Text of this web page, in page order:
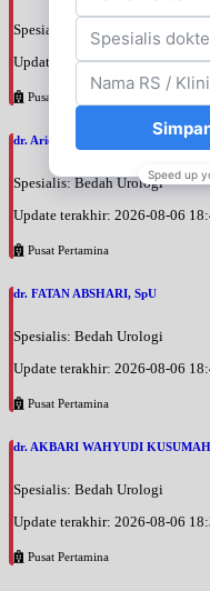
Spesialis: Gigi
Update terakhir: 2026-08-07
Pusat Pertamina
dr. Ario Baskoro, SpU
Spesialis: Bedah Urologi
Update terakhir: 2026-08-06
Pusat Pertamina
dr. FATAN ABSHARI, SpU
Spesialis: Bedah Urologi
Update terakhir: 2026-08-06
Pusat Pertamina
dr. AKBARI WAHYUDI
Spesialis: Bedah Urologi
Update terakhir: 2026-08-06
Pusat Pertamina